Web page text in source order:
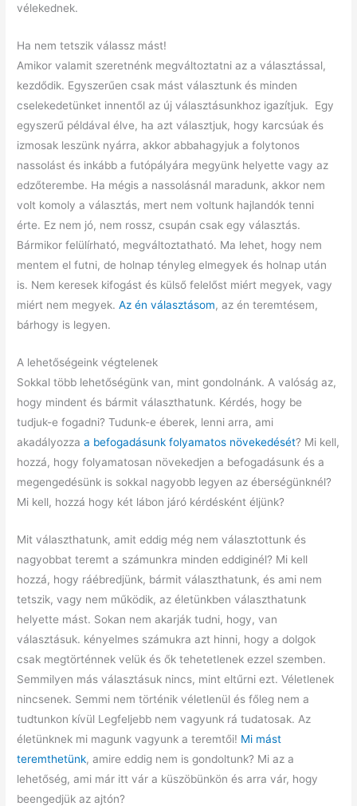
vélekednek.
Ha nem tetszik válassz mást!
Amikor valamit szeretnénk megváltoztatni az a választással,
kezdődik. Egyszerűen csak mást választunk és minden
cselekedetünket innentől az új választásunkhoz igazítjuk. Egy
egyszerű példával élve, ha azt választjuk, hogy karcsúak és
izmosak leszünk nyárra, akkor abbahagyjuk a folytonos
nassolást és inkább a futópályára megyünk helyette vagy az
edzőterembe. Ha mégis a nassolásnál maradunk, akkor nem
volt komoly a választás, mert nem voltunk hajlandók tenni
érte. Ez nem jó, nem rossz, csupán csak egy választás.
Bármikor felülírható, megváltoztatható. Ma lehet, hogy nem
mentem el futni, de holnap tényleg elmegyek és holnap után
is. Nem keresek kifogást és külső felelőst miért megyek, vagy
miért nem megyek.Az én választásom, az én teremtésem,
bárhogy is legyen.
A lehetőségeink végtelenek
Sokkal több lehetőségünk van, mint gondolnánk. A valóság az,
hogy mindent és bármit választhatunk. Kérdés, hogy be
tudjuk-e fogadni? Tudunk-e éberek, lenni arra, ami
akadályozzaa befogadásunk folyamatos növekedését? Mi kell,
hozzá, hogy folyamatosan növekedjen a befogadásunk és a
megengedésünk is sokkal nagyobb legyen az éberségünknél?
Mi kell, hozzá hogy két lábon járó kérdésként éljünk?
Mit választhatunk, amit eddig még nem választottunk és
nagyobbat teremt a számunkra minden eddiginél? Mi kell
hozzá, hogy ráébredjünk, bármit választhatunk, és ami nem
tetszik, vagy nem működik, az életünkben választhatunk
helyette mást. Sokan nem akarják tudni, hogy, van
választásuk. kényelmes számukra azt hinni, hogy a dolgok
csak megtörténnek velük és ők tehetetlenek ezzel szemben.
Semmilyen más választásuk nincs, mint eltűrni ezt. Véletlenek
nincsenek. Semmi nem történik véletlenül és főleg nem a
tudtunkon kívül Legfeljebb nem vagyunk rá tudatosak. Az
életünknek mi magunk vagyunk a teremtői! Mi mást
teremthetünk, amire eddig nem is gondoltunk? Mi az a
lehetőség, ami már itt vár a küszöbünkön és arra vár, hogy
beengedjük az ajtón?